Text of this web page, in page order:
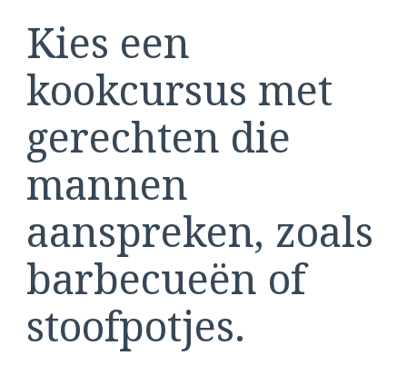
Kies een
kookcursus met
gerechten die
mannen
aanspreken, zoals
barbecueën of
stoofpotjes.